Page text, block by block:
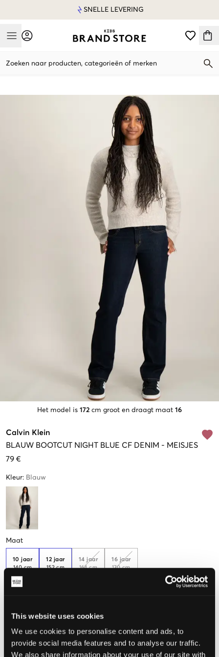
This website uses cookies
We use cookies to personalise content and ads, to
provide social media features and to analyse our traffic.
We also share information about your use of our site with
SNELLE LEVERING
Mobile Menu
Zoeken naar producten, categorieën of merken
Het model is 172 cm groot en draagt maat 16
Calvin Klein
BLAUW BOOTCUT NIGHT BLUE CF DENIM - MEISJES
79 €
Kleur: Blauw
Maat
10 jaar
140 cm
Nog
12 jaar
152 cm
14 jaar
164 cm
16 jaar
170 cm
Te klein Perfect